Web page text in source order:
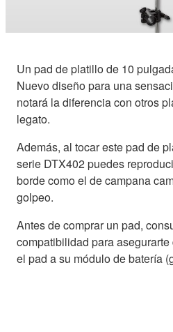
Un pad de platillo de 10
Nuevo diseño para una
notará la diferencia con otros
legato.
Además, al tocar este pad de
serie DTX402 puedes
borde como el de campana
golpeo.
Antes de comprar un pad,
compatibilidad para
el pad a su módulo de batería